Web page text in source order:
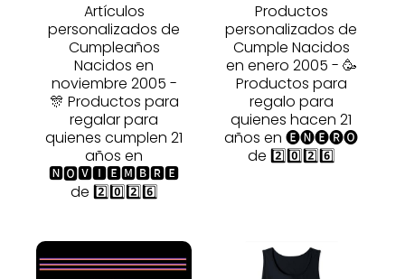
Artículos
personalizados de
Cumpleaños
Nacidos en
noviembre 2005 -
🎊 Productos para
regalar para
quienes cumplen 21
años en
🅽🅾🆅🅸🅴🅼🅱🆁🅴
de 2️⃣0️⃣2️⃣6️⃣
Productos
personalizados de
Cumple Nacidos
en enero 2005 - 🥳
Productos para
regalo para
quienes hacen 21
años en 🅔🅝🅔🅡🅞
de 2️⃣0️⃣2️⃣6️⃣